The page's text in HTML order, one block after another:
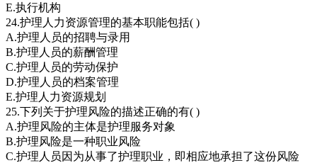
E.执行机构
24.护理人力资源管理的基本职能包括( )
A.护理人员的招聘与录用
B.护理人员的薪酬管理
C.护理人员的劳动保护
D.护理人员的档案管理
E.护理人力资源规划
25.下列关于护理风险的描述正确的有( )
A.护理风险的主体是护理服务对象
B.护理风险是一种职业风险
C.护理人员因为从事了护理职业，即相应地承担了这份风险